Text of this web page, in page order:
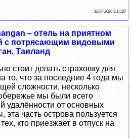
12 07 2026 6:17:20
– отель на приятном
с потрясающим видовыми
Таиланд
стоит делать страховку для
то, что за последние 4 года мы
сложности, несколько
мы были всего
удалённости от основных
эта часть острова пользуется
кто приезжает в отпуск на